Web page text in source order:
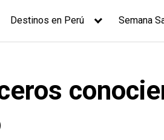
Destinos en Perú Semana